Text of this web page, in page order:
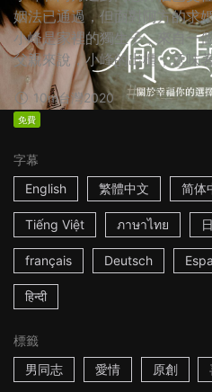
姻法已通過，但面對阿方的求
小峰是家裡的獨生子，來自一
父親來說，小峰的出櫃，意味
10m台灣2020
免費
字幕
English
繁體中文 简体
Tiếng Việt ภาษาไทย
français Deutsch
हिन्दी
標籤
男同志
愛情 原創